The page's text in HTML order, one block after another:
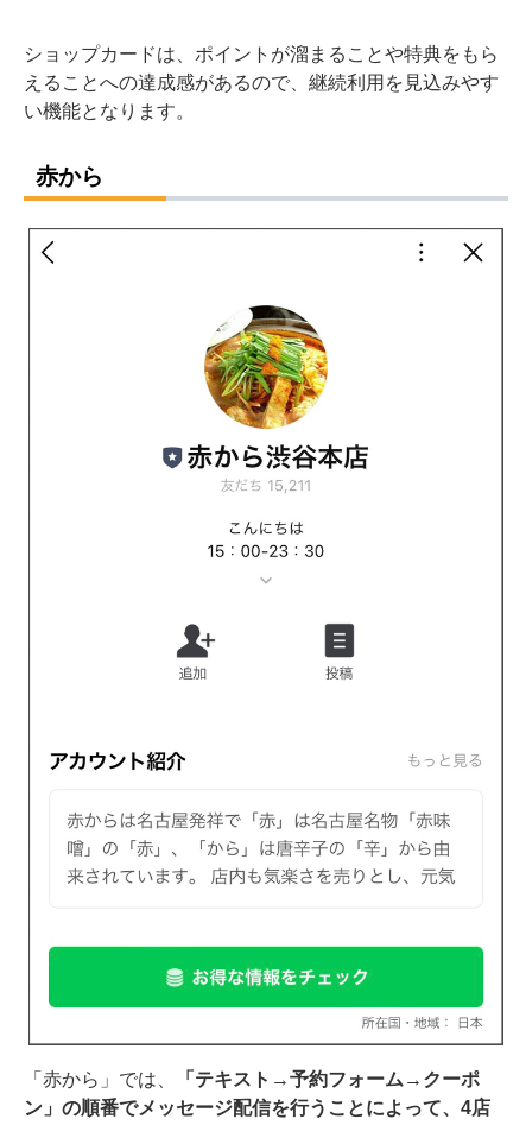
ショップカードは、ポイントが溜まることや特典をもら
えることへの達成感があるので、継続利用を見込みやす
い機能となります。
赤から
「赤から」では、
「テキスト→予約フォーム→クーポ
ン」の順番でメッセージ配信を行うことによって、4店